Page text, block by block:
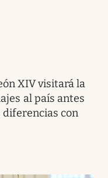
XIV visitará la
al país antes
diferencias con